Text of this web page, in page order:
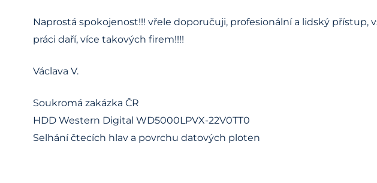
Naprostá spokojenost!!! vřele doporučuji, profesionální a lidský
práci daří, více takových firem!!!!
Václava V.
Soukromá zakázka ČR
HDD Western Digital WD5000LPVX-22V0TT0
Selhání čtecích hlav a povrchu datových ploten